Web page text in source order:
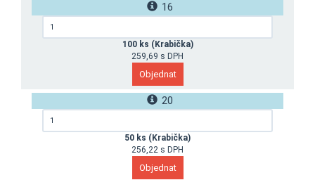
16
100 ks (Krabička)
259,69 s DPH
20
50 ks (Krabička)
256,22 s DPH